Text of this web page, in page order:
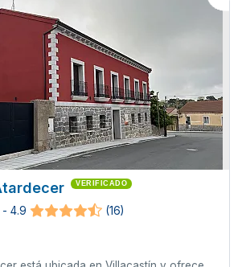
VERIFICADO
- 4.9
(16)